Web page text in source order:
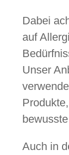
Dabei
auf
Unser
Auch in